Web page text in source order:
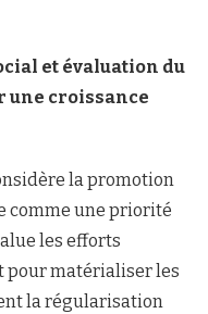
et évaluation du
une croissance
la promotion
comme une priorité
les efforts
pour matérialiser les
la régularisation